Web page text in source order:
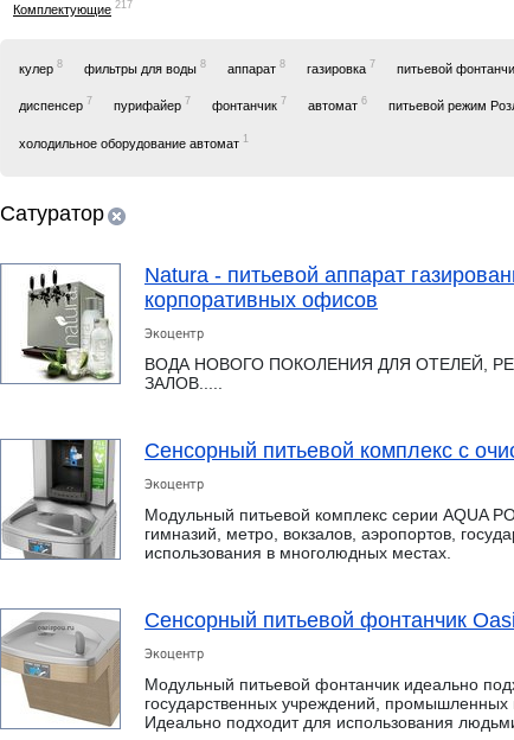
Комплектующие 217
кулер 8 фильтры для воды 8 аппарат 8 газировка 7 питьевой
диспенсер 7 пурифайер 7 фонтанчик 7 автомат 6 питьевой режим
холодильное оборудование автомат 1
Сатуратор
Natura - питьевой аппарат
корпоративных офисов
Экоцентр
ВОДА НОВОГО ПОКОЛЕНИЯ ДЛЯ ОТЕЛЕЙ,
ЗАЛОВ.....
Сенсорный питьевой комплекс с
Экоцентр
Модульный питьевой комплекс серии AQUA
гимназий, метро, вокзалов, аэропортов,
использования в многолюдных местах.
Сенсорный питьевой фонтанчик
Экоцентр
Модульный питьевой фонтанчик идеально
государственных учреждений,
Идеально подходит для использования